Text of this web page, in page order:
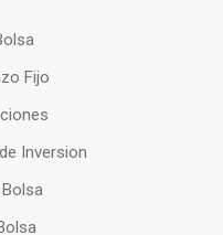
Fijo
Inversion